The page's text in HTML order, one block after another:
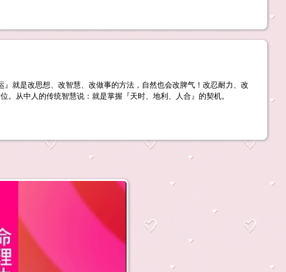
就是改思想、改智慧、改做事的方法，自然也会改脾气！改忍耐力、改
从中人的传统智慧说：就是掌握『天时、地利、人合』的契机。